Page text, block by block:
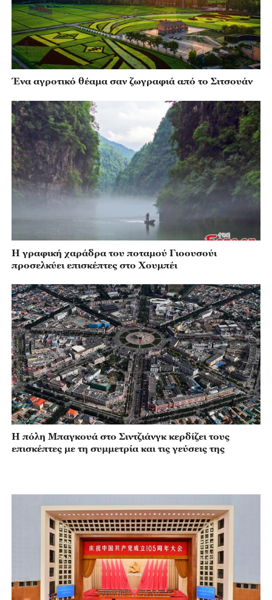
Ένα αγροτικό θέαμα σαν ζωγραφιά από το Σιτσουάν
Η γραφική χαράδρα του ποταμού Γιοουσούι
προσελκύει επισκέπτες στο Χουμπέι
Η πόλη Μπαγκουά στο Σιντζιάνγκ κερδίζει τους
επισκέπτες με τη συμμετρία και τις γεύσεις της